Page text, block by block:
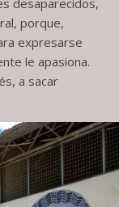
desaparecidos,
porque,
expresarse
le apasiona.
a sacar